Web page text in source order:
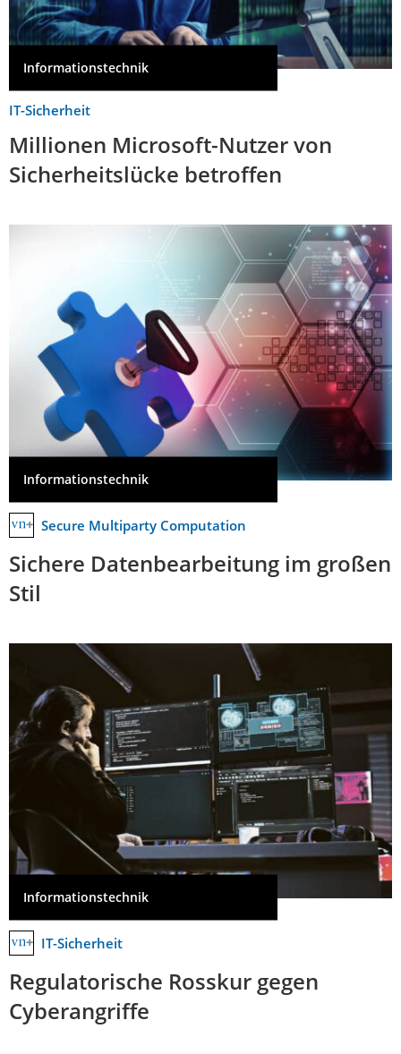
Informationstechnik
IT-Sicherheit
Millionen Microsoft-Nutzer von
Sicherheitslücke betroffen
Informationstechnik
Secure Multiparty Computation
Sichere Datenbearbeitung im großen
Stil
Informationstechnik
IT-Sicherheit
Regulatorische Rosskur gegen
Cyberangriffe